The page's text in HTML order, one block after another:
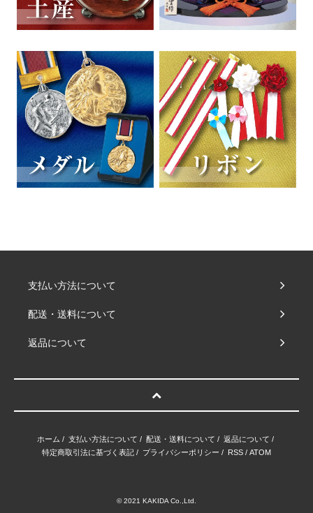
支払い方法について
配送・送料について
返品について
ホーム / 支払い方法について / 配送・送料について / 返品について /
特定商取引法に基づく表記 / プライバシーポリシー / RSS / ATOM
© 2021 KAKIDA Co.,Ltd.